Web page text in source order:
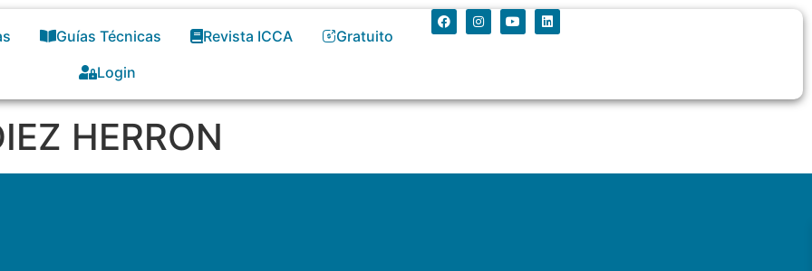
Guías Técnicas Revista ICCA
Gratuito
Login
HERRON